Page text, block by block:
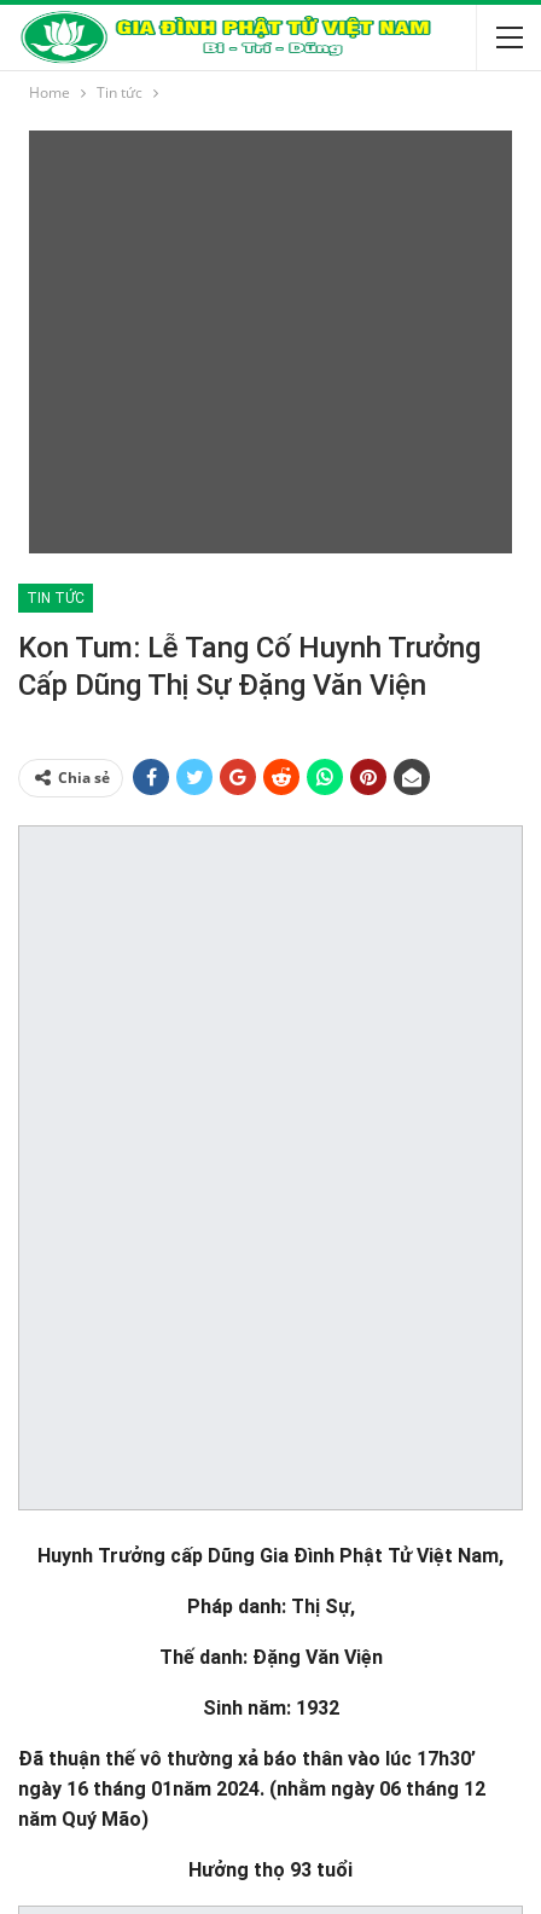
Home Tin tức
TIN TỨC
Kon Tum: Lễ Tang Cố Huynh Trưởng
Cấp Dũng Thị Sự Đặng Văn Viện
Chia sẻ
Huynh Trưởng cấp Dũng Gia Đình Phật Tử Việt Nam,
Pháp danh: Thị Sự,
Thế danh: Đặng Văn Viện
Sinh năm: 1932
Đã thuận thế vô thường xả báo thân vào lúc 17h30’
ngày 16 tháng 01năm 2024. (nhằm ngày 06 tháng 12
năm Quý Mão)
Hưởng thọ 93 tuổi